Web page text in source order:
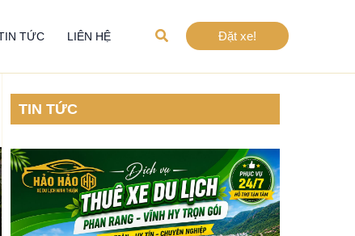
TỨC LIÊN HỆ
Tìm
Đặt xe!
TIN TỨC